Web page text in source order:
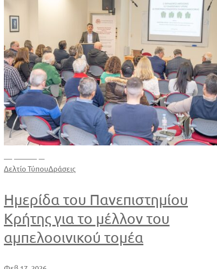
Δελτίο ΤύπουΔράσεις
Ημερίδα του Πανεπιστημίου
Κρήτης για το μέλλον του
αμπελοοινικού τομέα